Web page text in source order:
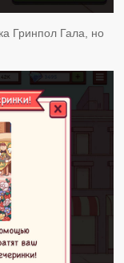
Гринпол Гала, но